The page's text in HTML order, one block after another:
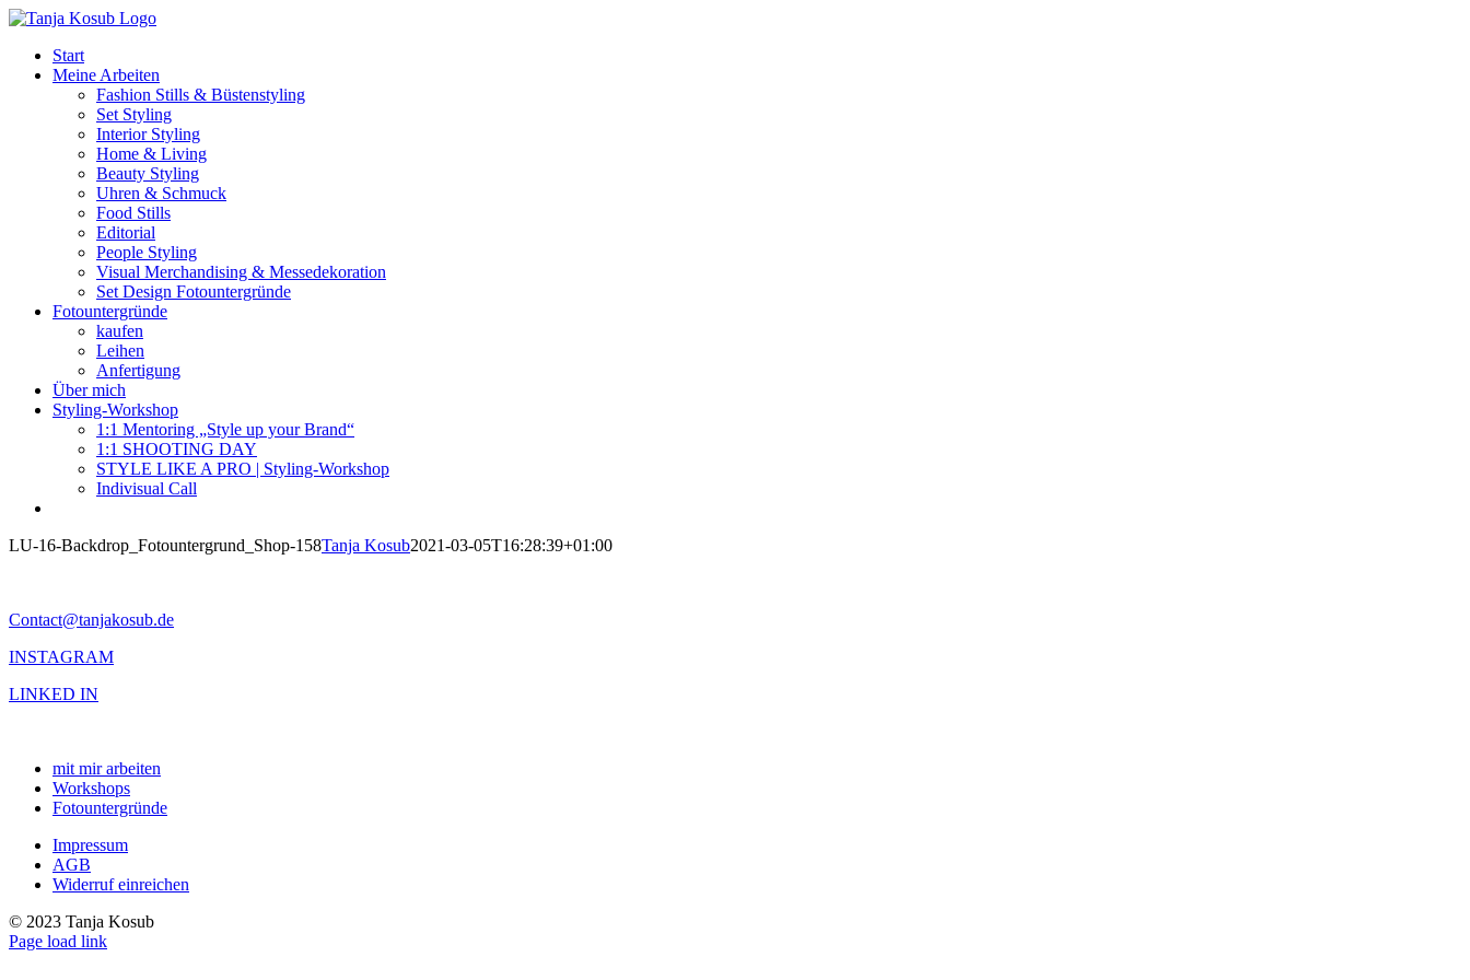
Zum
springenStart
Meine Arbeiten
Fashion Stills & Büstenstyling
Set Styling
Interior Styling
Home & Living
Beauty Styling
Uhren & Schmuck
Food Stills
Editorial
People Styling
Visual Merchandising & Messedekoration
Set Design Fotountergründe
Fotountergründe
kaufen
Leihen
Anfertigung
Über mich
Styling-Workshop
1:1 Mentoring „Style up your Brand“
1:1 SHOOTING DAY
STYLE LIKE A PRO | Styling-Workshop
Indivisual Call
LU-16-Backdrop_Fotountergrund_Shop-158Tanja Kosub2021-03-05T16:28:39+01:00
Contact@tanjakosub.de
INSTAGRAM
LINKED IN
mit mir arbeiten
Workshops
Fotountergründe
Impressum
AGB
Widerruf einreichen
© 2023 Tanja Kosub
Page load link